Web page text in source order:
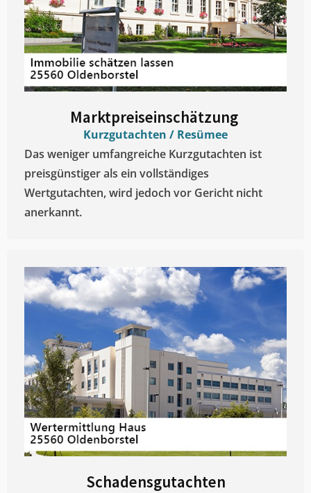
Marktpreiseinschätzung ​
Kurzgutachten / Resümee
Das weniger umfangreiche Kurzgutachten ist
preisgünstiger als ein vollständiges
Wertgutachten, wird jedoch vor Gericht nicht
anerkannt.
Schadensgutachten